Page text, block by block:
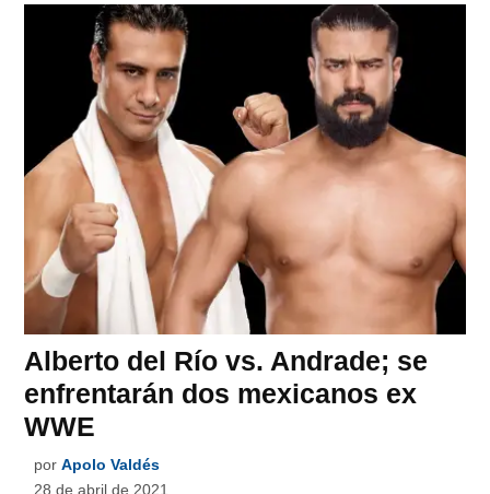
Alberto del Río vs. Andrade; se
enfrentarán dos mexicanos ex
WWE
por Apolo Valdés
28 de abril de 2021